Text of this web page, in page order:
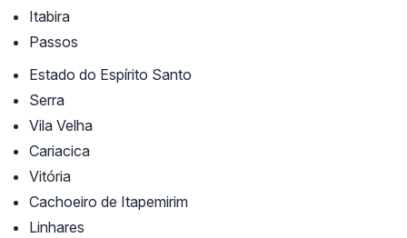
Itabira
Passos
Estado do Espírito Santo
Serra
Vila Velha
Cariacica
Vitória
Cachoeiro de Itapemirim
Linhares